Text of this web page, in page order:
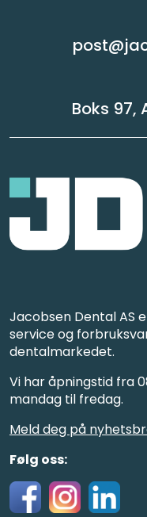
Boks 97,
Jacobsen Dental AS
service og
dentalmarkedet.
Vi har åpningstid fra
mandag til fredag.
Meld deg på
Følg oss: